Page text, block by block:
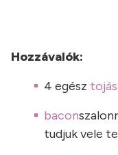
Hozzávalók:
4 egész tojás
bacon
tudjuk vele